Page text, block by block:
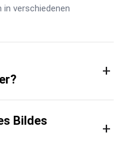
verschiedenen
+
Bildes
+